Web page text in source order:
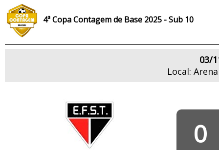
4ª Copa Contagem de Base 2025 - Sub 10
03/
Local:
0